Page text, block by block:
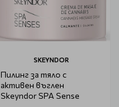
SKEYNDOR
Пилинг за тяло с
активен въглен
Skeyndor SPA Sense